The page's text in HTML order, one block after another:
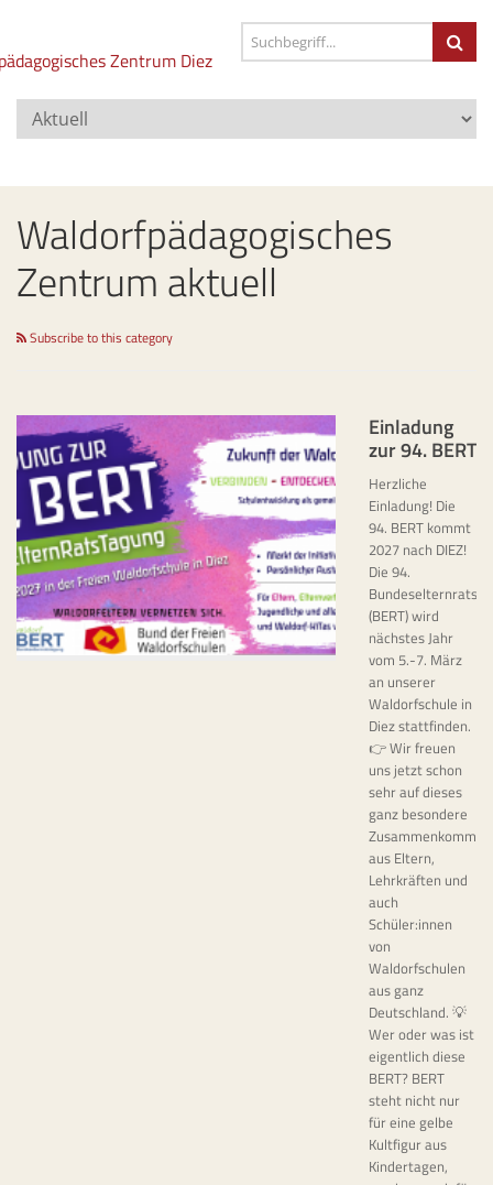
Waldorfpädagogisches
Zentrum aktuell
Subscribe to this category
Einladung
zur 94. BERT
Herzliche
Einladung! Die
94. BERT kommt
2027 nach DIEZ!
Die 94.
(BERT) wird
nächstes Jahr
vom 5.-7. März
an unserer
Waldorfschule in
Diez stattfinden.
👉 Wir freuen
uns jetzt schon
sehr auf dieses
ganz besondere
Zusammenkommen
aus Eltern,
Lehrkräften und
auch
Schüler:innen
von
Waldorfschulen
aus ganz
Deutschland. 💡
Wer oder was ist
eigentlich diese
BERT? BERT
steht nicht nur
für eine gelbe
Kultfigur aus
Kindertagen,